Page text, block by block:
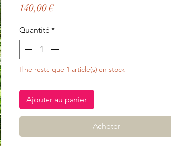
140,00 €Prix
Quantité *
Il ne reste que 1 article(s) en stock
Ajouter au panier
Acheter